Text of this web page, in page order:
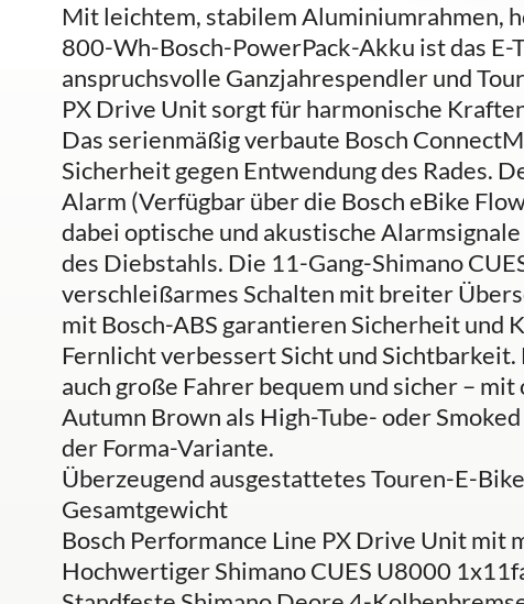
Mit leichtem, stabilem Aluminiumrahmen,
800-Wh-Bosch-PowerPack-Akku ist das E-
anspruchsvolle Ganzjahrespendler und
PX Drive Unit sorgt für harmonische
Das serienmäßig verbaute Bosch
Sicherheit gegen Entwendung des Rades.
Alarm (Verfügbar über die Bosch eBike
dabei optische und akustische
des Diebstahls. Die 11-Gang-Shimano
verschleißarmes Schalten mit breiter
mit Bosch-ABS garantieren Sicherheit und
Fernlicht verbessert Sicht und Sichtbarkeit.
auch große Fahrer bequem und sicher –
Autumn Brown als High-Tube- oder
der Forma-Variante.
Überzeugend ausgestattetes Touren-E-
Gesamtgewicht
Bosch Performance Line PX Drive Unit mit
Hochwertiger Shimano CUES U8000